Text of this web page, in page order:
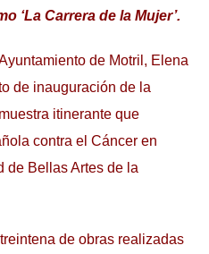
‘La Carrera de la Mujer’.
de Motril, Elena
de inauguración de la
itinerante que
contra el Cáncer en
de Bellas Artes de la
de obras realizadas